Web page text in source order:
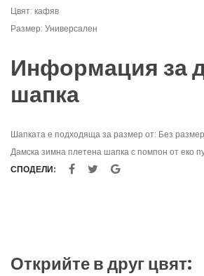
Цвят: кафяв
Размер: Универсален
Информация за
шапка
Шапката е подходяща за размер от: Без размер
Дамска зимна плетена шапка с помпон от еко
СПОДЕЛИ:
Открийте в друг цвят: